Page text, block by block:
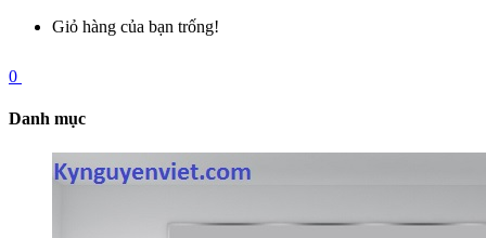
Giỏ hàng của bạn trống!
0
Danh mục